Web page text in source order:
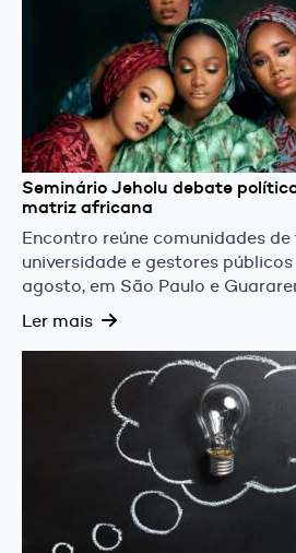
Seminário Jeholu debate
matriz africana
Encontro reúne comunidades
universidade e gestores públicos
agosto, em São Paulo e
Ler mais